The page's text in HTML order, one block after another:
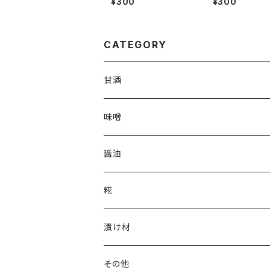
CATEGORY
甘酒
味噌
醤油
糀
乾燥米こうじ
塩こうじ
漬け材
その他